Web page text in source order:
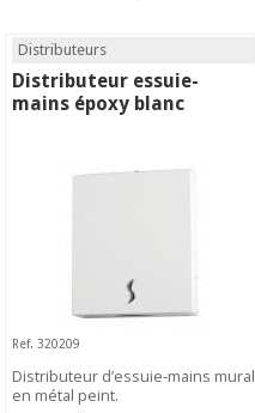
Distributeurs
Distributeur essuie-
mains époxy blanc
Ref. 320209
Distributeur d’essuie-mains mural
en métal peint.